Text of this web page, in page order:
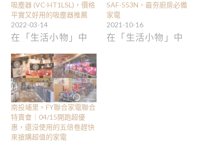
吸塵器 (VC-HT1LSL)，價格
平實又好用的吸塵器推薦
2022-03-14
在「生活小物」中
SAF-553N，最夯廚房必備
家電
2021-10-16
在「生活小物」中
南投埔里。FY聯合家電聯合
特賣會｜04/15開跑超優
惠，還沒使用的五倍卷趕快
來搶購超值的家電